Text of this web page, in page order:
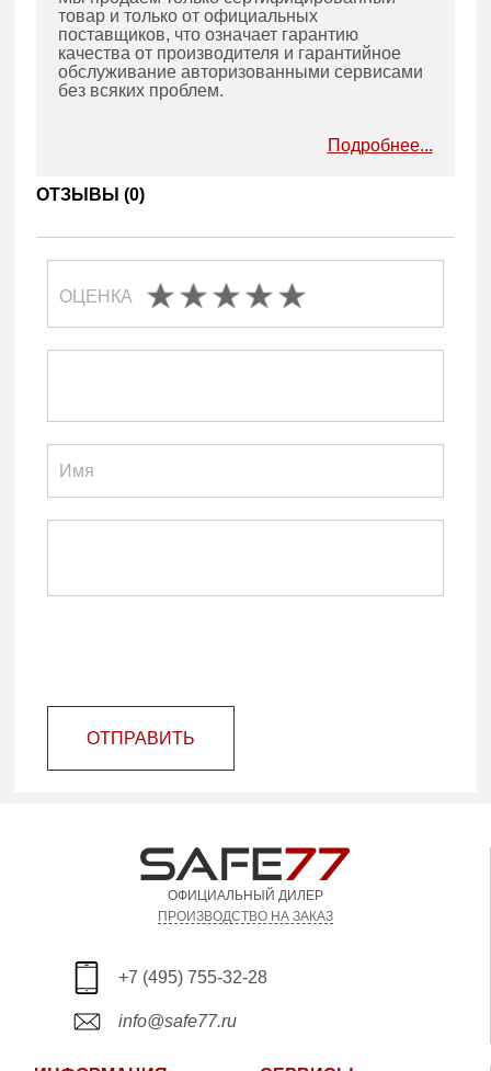
товар и только от официальных
поставщиков, что означает гарантию
качества от производителя и гарантийное
обслуживание авторизованными сервисами
без всяких проблем.
Подробнее...
ОТЗЫВЫ (0)
ОЦЕНКА
ОТПРАВИТЬ
ОФИЦИАЛЬНЫЙ ДИЛЕР
ПРОИЗВОДСТВО НА ЗАКАЗ
+7 (495) 755-32-28
info@safe77.ru